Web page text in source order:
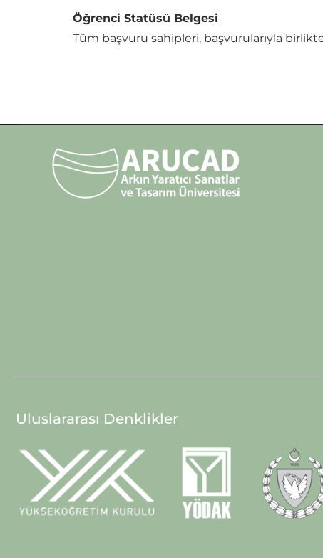
Öğrenci Statüsü Belgesi
Tüm başvuru sahipleri, başvurularıyla
Uluslararası Denklikler